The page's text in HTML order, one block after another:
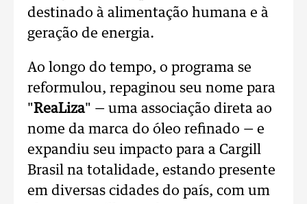
destinado à alimentação humana e à
geração de energia.
Ao longo do tempo, o programa se
reformulou, repaginou seu nome para
"ReaLiza" — uma associação direta ao
nome da marca do óleo refinado — e
expandiu seu impacto para a Cargill
Brasil na totalidade, estando presente
em diversas cidades do país, com um